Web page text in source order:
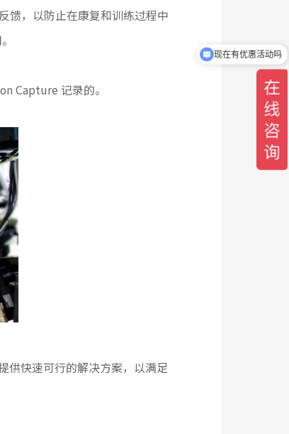
馈，以防止在康复和训练过程中
Capture 记录的。
供快速可行的解决方案，以满足
现在有优惠活动吗